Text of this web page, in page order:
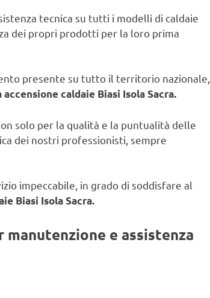
tecnica su tutti i modelli di caldaie
dei propri prodotti per la loro prima
presente su tutto il territorio nazionale,
accensione caldaie Biasi Isola Sacra.
solo per la qualità e la puntualità delle
dei nostri professionisti, sempre
impeccabile, in grado di soddisfare al
Biasi Isola Sacra.
e assistenza